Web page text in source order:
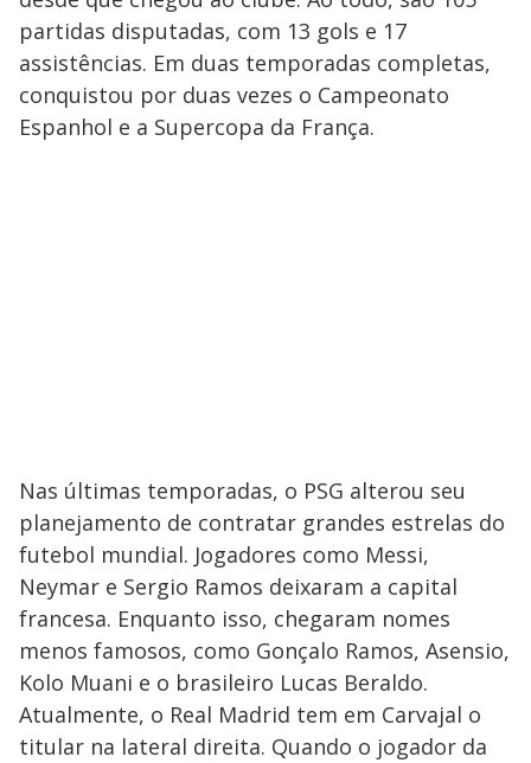
partidas disputadas, com 13 gols e 17
assistências. Em duas temporadas completas,
conquistou por duas vezes o Campeonato
Espanhol e a Supercopa da França.
Nas últimas temporadas, o PSG alterou seu
planejamento de contratar grandes estrelas do
futebol mundial. Jogadores como Messi,
Neymar e Sergio Ramos deixaram a capital
francesa. Enquanto isso, chegaram nomes
menos famosos, como Gonçalo Ramos, Asensio,
Kolo Muani e o brasileiro Lucas Beraldo.
Atualmente, o Real Madrid tem em Carvajal o
titular na lateral direita. Quando o jogador da